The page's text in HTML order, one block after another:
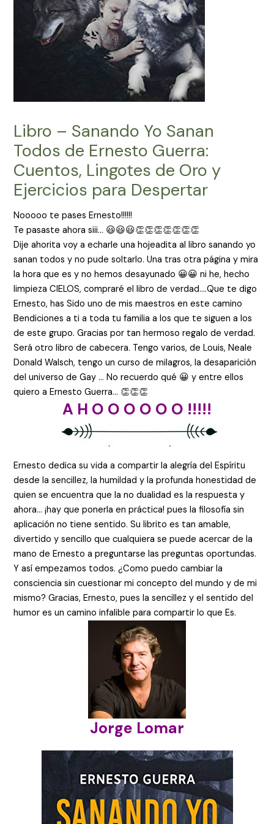
Libro – Sanando Yo Sanan
Todos de Ernesto Guerra:
Cuentos, Lingotes de Oro y
Ejercicios para Despertar
Nooooo te pases Ernesto!!!!!!
Te pasaste ahora siii… 😃😃😃👏👏👏👏👏👏👏
Dije ahorita voy a echarle una hojeadita al libro sanando yo
sanan todos y no pude soltarlo. Una tras otra página y mira
la hora que es y no hemos desayunado 😀😀 ni he, hecho
limpieza CIELOS, compraré el libro de verdad….Que te digo
Ernesto, has Sido uno de mis maestros en este camino
Bendiciones a ti a toda tu familia a los que te siguen a los
de este grupo. Gracias por tan hermoso regalo de verdad.
Será otro libro de cabecera. Tengo varios, de Louis, Neale
Donald Walsch, tengo un curso de milagros, la desaparición
del universo de Gay … No recuerdo qué 😀 y entre ellos
quiero a Ernesto Guerra… 👏👏👏
A H O O O O O O !!!!!
Ernesto dedica su vida a compartir la alegría del Espíritu
desde la sencillez, la humildad y la profunda honestidad de
quien se encuentra que la no dualidad es la respuesta y
ahora… ¡hay que ponerla en práctica! pues la filosofía sin
aplicación no tiene sentido. Su librito es tan amable,
divertido y sencillo que cualquiera se puede acercar de la
mano de Ernesto a preguntarse las preguntas oportundas.
Y así empezamos todos. ¿Como puedo cambiar la
consciencia sin cuestionar mi concepto del mundo y de mi
mismo? Gracias, Ernesto, pues la sencillez y el sentido del
humor es un camino infalible para compartir lo que Es.
Jorge Lomar